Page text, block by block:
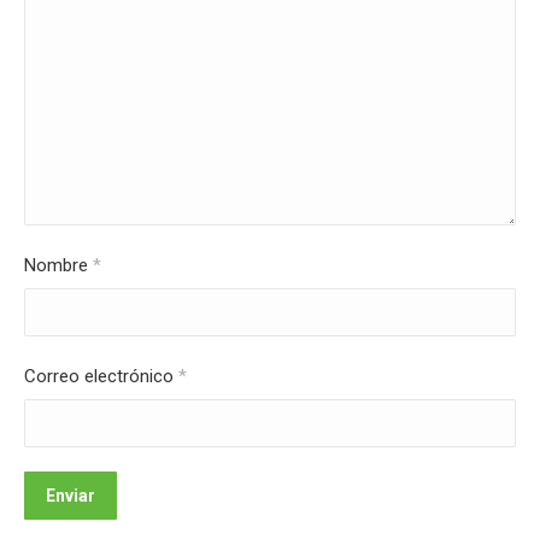
Nombre *
Correo electrónico *